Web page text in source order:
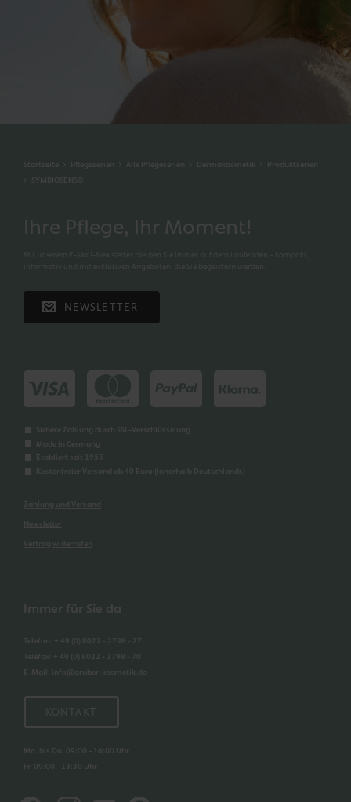
Startseite Pflegeserien Alle Pflegeserien Dermakosmetik
Produktserien
SYMBIOSENS®
Immer für Sie da
Telefon
+ 49 (0) 8022 - 2798 - 27
Telefax
+ 49 (0) 8022 - 2798 - 70
E-Mail
info@gruber-kosmetik.de
KONTAKT
Mo. bis Do. 09:00 - 16:00 Uhr
Fr. 09:00 - 13:30 Uhr
Sichere Zahlung durch SSL-Verschlüsselung
Made in Germany
Etabliert seit 1955
Kostenfreier Versand ab 40 Euro (innerhalb Deutschlands)
Zahlung und Versand
Newsletter
Vertrag widerrufen
Ihre Pflege, Ihr Moment!
Mit unserem E-Mail-Newsletter bleiben Sie immer auf dem Laufenden – kompakt,
informativ und mit exklusiven Angeboten, die Sie begeistern werden.
NEWSLETTER